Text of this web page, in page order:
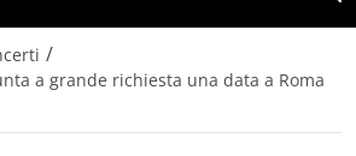
/
a grande richiesta una data a Roma